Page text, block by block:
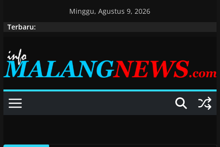
Minggu, Agustus 9, 2026
Terbaru: